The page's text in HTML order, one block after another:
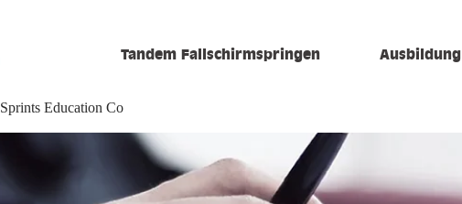
Tandem Fallschirmspringen Ausbildung
Sprints Education Co